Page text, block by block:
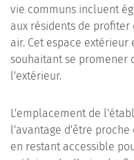
vie communs incluent
aux résidents de
air. Cet espace
souhaitant se promener
l'extérieur.
L'emplacement de
l'avantage d'être
en restant accessible